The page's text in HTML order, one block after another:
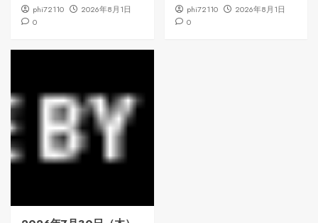
phi72110
2026年8月1日
0
phi72110
2026年8月1日
0